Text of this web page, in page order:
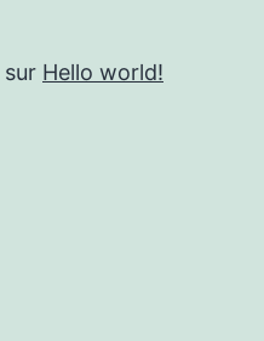
sur Hello world!